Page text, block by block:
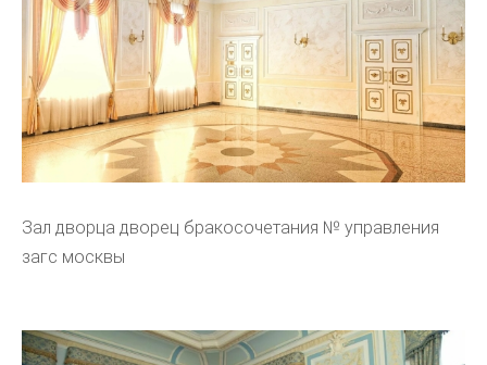
Зал дворца дворец бракосочетания № управления
загс москвы